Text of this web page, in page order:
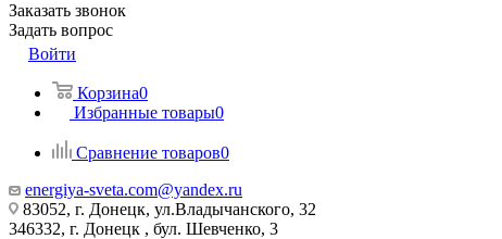
Заказать звонок
Задать вопрос
Войти
Корзина0
Избранные товары0
Сравнение товаров0
energiya-sveta.com@yandex.ru
83052, г. Донецк, ул.Владычанского, 32
346332, г. Донецк , бул. Шевченко, 3